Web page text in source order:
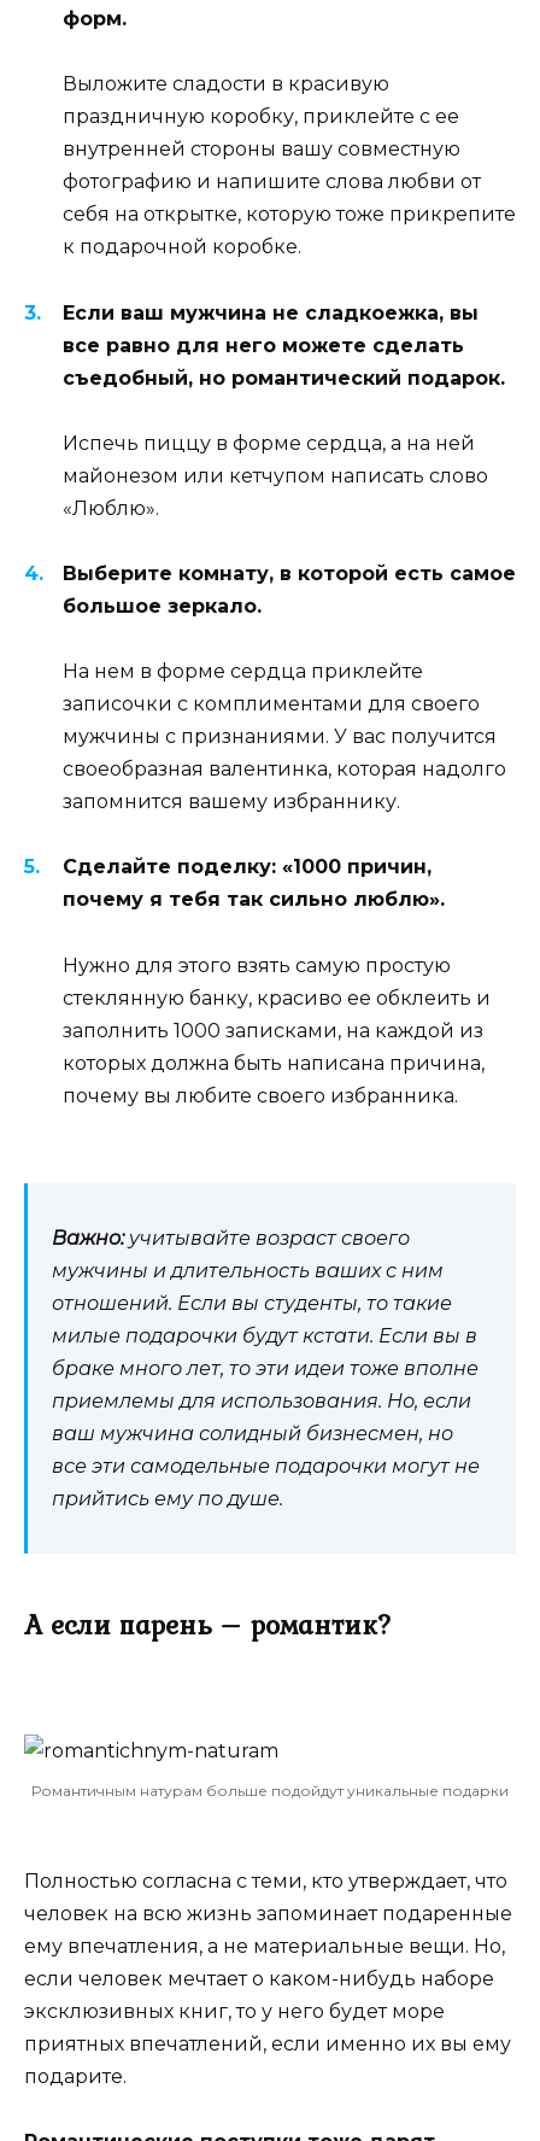
форм.
Выложите сладости в красивую
праздничную коробку, приклейте с ее
внутренней стороны вашу совместную
фотографию и напишите слова любви от
себя на открытке, которую тоже прикрепите
к подарочной коробке.
Если ваш мужчина не сладкоежка, вы
все равно для него можете сделать
съедобный, но романтический подарок.
Испечь пиццу в форме сердца, а на ней
майонезом или кетчупом написать слово
«Люблю».
Выберите комнату, в которой есть самое
большое зеркало.
На нем в форме сердца приклейте
записочки с комплиментами для своего
мужчины с признаниями. У вас получится
своеобразная валентинка, которая надолго
запомнится вашему избраннику.
Сделайте поделку: «1000 причин,
почему я тебя так сильно люблю».
Нужно для этого взять самую простую
стеклянную банку, красиво ее обклеить и
заполнить 1000 записками, на каждой из
которых должна быть написана причина,
почему вы любите своего избранника.
Важно:учитывайте возраст своего
мужчины и длительность ваших с ним
отношений. Если вы студенты, то такие
милые подарочки будут кстати. Если вы в
браке много лет, то эти идеи тоже вполне
приемлемы для использования. Но, если
ваш мужчина солидный бизнесмен, но
все эти самодельные подарочки могут не
прийтись ему по душе.
А если парень – романтик?
Романтичным натурам больше подойдут уникальные подарки
Полностью согласна с теми, кто утверждает, что
человек на всю жизнь запоминает подаренные
ему впечатления, а не материальные вещи. Но,
если человек мечтает о каком-нибудь наборе
эксклюзивных книг, то у него будет море
приятных впечатлений, если именно их вы ему
подарите.